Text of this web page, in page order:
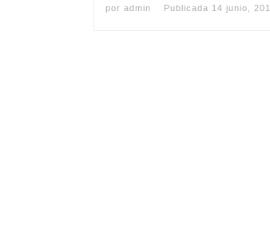
por admin Publicada 14 junio,